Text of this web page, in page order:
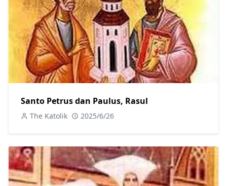
Santo Petrus dan Paulus, Rasul
The Katolik 2025/6/26